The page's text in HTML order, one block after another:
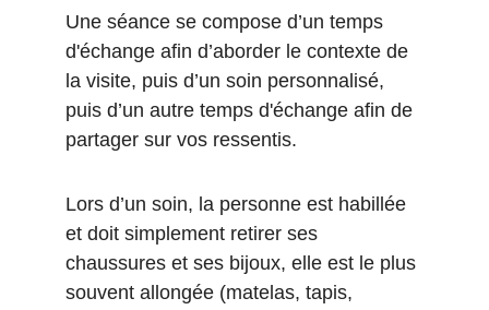
Une séance se compose d’un temps
d'échange afin d’aborder le contexte de
la visite, puis d’un soin personnalisé,
puis d’un autre temps d'échange afin de
partager sur vos ressentis.
Lors d’un soin, la personne est habillée
et doit simplement retirer ses
chaussures et ses bijoux, elle est le plus
souvent allongée (matelas, tapis,